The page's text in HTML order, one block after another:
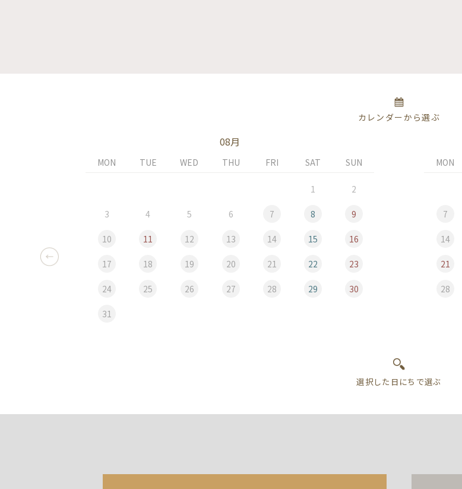
カレンダーから選ぶ
08月
MON TUE WED THU FRI SAT SUN
1 2
3 4 5 6 7 8 9
10 11 12 13 14 15 16
17 18 19 20 21 22 23
24 25 26 27 28 29 30
31
MON
7
14
21
28